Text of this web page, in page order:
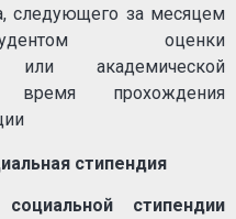
следующего за месяцем
оценки
или академической
время прохождения
стипендия
стипендии